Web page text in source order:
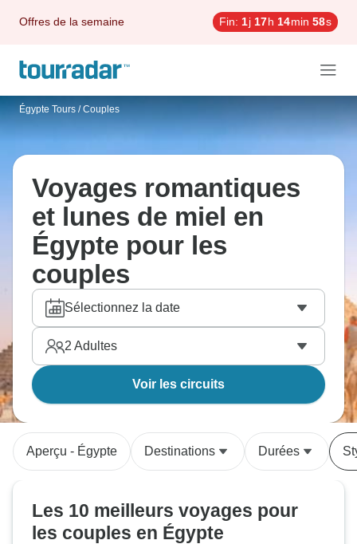
Offres de la semaine Fin: 1j 17h 14min 57s
Égypte Tours / Couples
Voyages romantiques
et lunes de miel en
Égypte pour les
couples
Sélectionnez la date
2 Adultes
Voir les circuits
Aperçu - Égypte Destinations Durées
Les 10 meilleurs voyages pour
les couples en Égypte